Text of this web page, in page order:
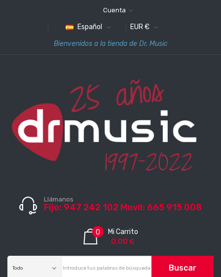
Cuenta
Español
EUR €
Bienvenidos a la tienda de Dr. Music
Llámanos
Fijo: 947 242 102 Movil: 665 915 008
Mi Carrito
0
0,00 €
Buscar